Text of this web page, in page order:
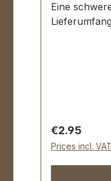
Eine
Regular
€2.95
Prices incl.